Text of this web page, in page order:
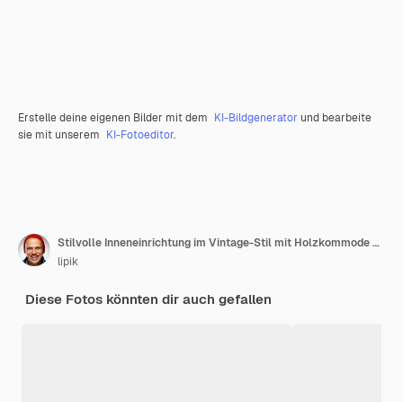
Erstelle deine eigenen Bilder mit dem KI-Bildgenerator und bearbeite
sie mit unserem KI-Fotoeditor.
Stilvolle Inneneinrichtung im Vintage-Stil mit Holzkommode und verziertem Spiegel. Symmetrische Leselampen an der Kommode. Stilvolles Wohndesign.
lipik
Diese Fotos könnten dir auch gefallen